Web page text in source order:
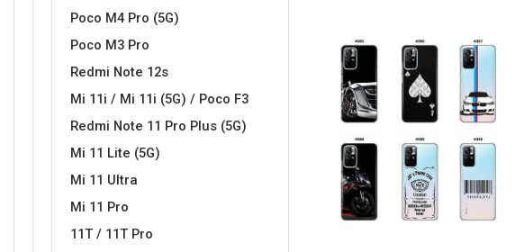
Poco M4 Pro (5G)
Poco M3 Pro
Redmi Note 12s
Mi 11i / Mi 11i (5G) / Poco F3
Redmi Note 11 Pro Plus (5G)
Mi 11 Lite (5G)
Mi 11 Ultra
Mi 11 Pro
11T / 11T Pro
Svijet životinja Auto - Moto motivi